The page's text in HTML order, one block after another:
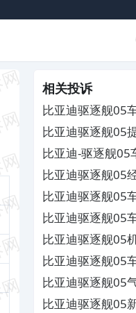
相关投诉
比亚迪驱逐舰05
动机系统故障，
比亚迪驱逐舰05
敷衍维修
比亚迪-驱逐舰05
比亚迪驱逐舰05
失，损害消费者
比亚迪驱逐舰05
厂家无果
比亚迪驱逐舰05
售后无视投诉不
比亚迪驱逐舰05
家不给解决方案
比亚迪驱逐舰05
延无处理方案
比亚迪驱逐舰05
故障，要求厂家
比亚迪驱逐舰05